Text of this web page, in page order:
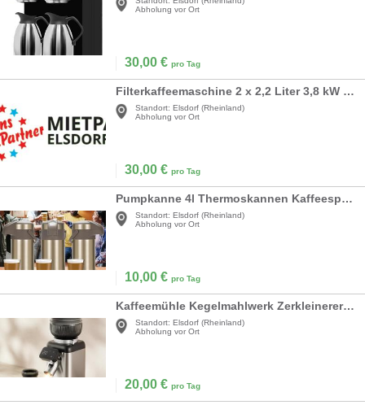
Abholung vor Ort
30,00 € pro Tag
Filterkaffeemaschine 2 x 2,2 Liter 3,8 kW inkl. 2 x Pumpthermoskannen
Standort: Elsdorf (Rheinland)
Abholung vor Ort
30,00 € pro Tag
Pumpkanne 4l Thermoskannen Kaffeespender Kanne Kaffeekanne 4,0 Liter Edelstahl doppelwandig
Standort: Elsdorf (Rheinland)
Abholung vor Ort
10,00 € pro Tag
Kaffeemühle Kegelmahlwerk Zerkleinerer professionelle 40 Präzisionsschleife elektrisch
Standort: Elsdorf (Rheinland)
Abholung vor Ort
20,00 € pro Tag